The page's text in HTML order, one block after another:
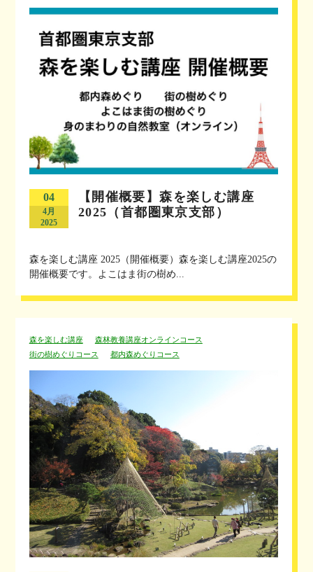
04
4月
2025
【開催概要】森を楽しむ講座
2025（首都圏東京支部）
森を楽しむ講座 2025（開催概要）森を楽しむ講座2025の
開催概要です。よこはま街の樹め...
森を楽しむ講座
森林教養講座オンラインコース
街の樹めぐりコース
都内森めぐりコース